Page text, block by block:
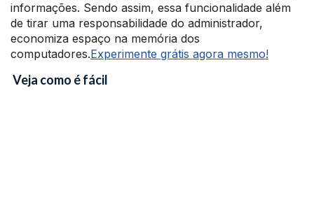
informações. Sendo assim, essa funcionalidade além
de tirar uma responsabilidade do administrador,
economiza espaço na memória dos
computadores.Experimente grátis agora mesmo!
Veja como é fácil